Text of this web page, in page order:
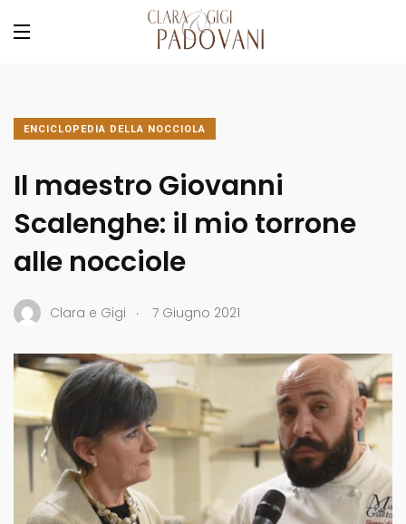
ENCICLOPEDIA DELLA NOCCIOLA
Il maestro Giovanni
Scalenghe: il mio torrone
alle nocciole
Clara e Gigi . 7 Giugno 2021